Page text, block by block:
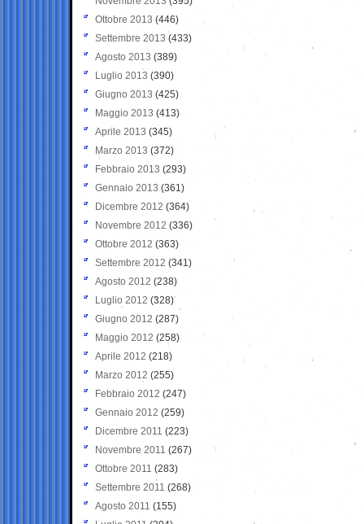
Ottobre 2013 (446)
Settembre 2013 (433)
Agosto 2013 (389)
Luglio 2013 (390)
Giugno 2013 (425)
Maggio 2013 (413)
Aprile 2013 (345)
Marzo 2013 (372)
Febbraio 2013 (293)
Gennaio 2013 (361)
Dicembre 2012 (364)
Novembre 2012 (336)
Ottobre 2012 (363)
Settembre 2012 (341)
Agosto 2012 (238)
Luglio 2012 (328)
Giugno 2012 (287)
Maggio 2012 (258)
Aprile 2012 (218)
Marzo 2012 (255)
Febbraio 2012 (247)
Gennaio 2012 (259)
Dicembre 2011 (223)
Novembre 2011 (267)
Ottobre 2011 (283)
Settembre 2011 (268)
Agosto 2011 (155)